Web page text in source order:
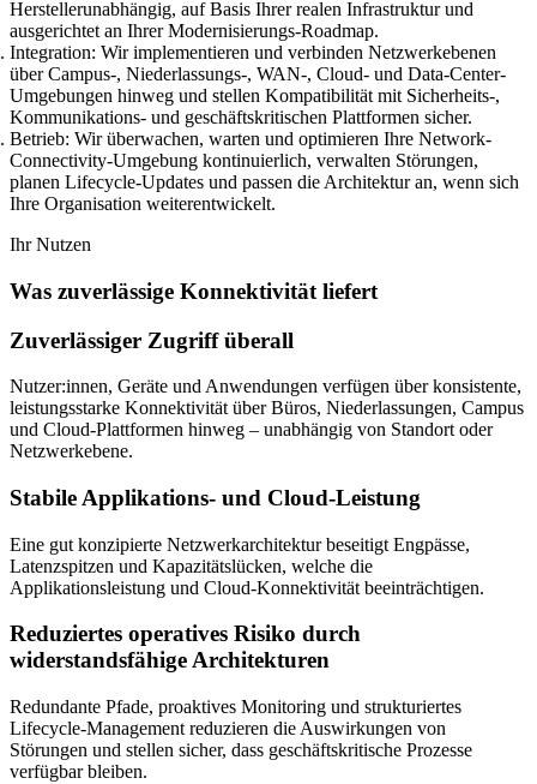
Herstellerunabhängig, auf Basis Ihrer realen Infrastruktur und
ausgerichtet an Ihrer Modernisierungs-Roadmap.
Integration: Wir implementieren und verbinden Netzwerkebenen
über Campus-, Niederlassungs-, WAN-, Cloud- und Data-Center-
Umgebungen hinweg und stellen Kompatibilität mit Sicherheits-,
Kommunikations- und geschäftskritischen Plattformen sicher.
Betrieb: Wir überwachen, warten und optimieren Ihre Network-
Connectivity-Umgebung kontinuierlich, verwalten Störungen,
planen Lifecycle-Updates und passen die Architektur an, wenn sich
Ihre Organisation weiterentwickelt.
Ihr Nutzen
Was zuverlässige Konnektivität liefert
Zuverlässiger Zugriff überall
Nutzer:innen, Geräte und Anwendungen verfügen über konsistente,
leistungsstarke Konnektivität über Büros, Niederlassungen, Campus
und Cloud-Plattformen hinweg – unabhängig von Standort oder
Netzwerkebene.
Stabile Applikations- und Cloud-Leistung
Eine gut konzipierte Netzwerkarchitektur beseitigt Engpässe,
Latenzspitzen und Kapazitätslücken, welche die
Applikationsleistung und Cloud-Konnektivität beeinträchtigen.
Reduziertes operatives Risiko durch
widerstandsfähige Architekturen
Redundante Pfade, proaktives Monitoring und strukturiertes
Lifecycle-Management reduzieren die Auswirkungen von
Störungen und stellen sicher, dass geschäftskritische Prozesse
verfügbar bleiben.